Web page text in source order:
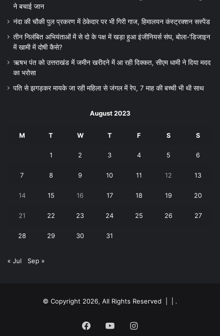
ने बचाई जान
नंदा की चौकी पुल प्रकरण में ठेकेदार पर भी गिरी गाज, हिमालयन कंस्ट्रक्शन सस्पेंड
तीन निलंबित अभियंताओं में से दो के पक्ष में खड़ा हुआ इंजीनियर्स संघ, बोला-‘डिजाइन
में खामी में दोषी कैसे?
ऋषभ पंत को उत्तराखंड में जमीन खरीदने में आ रही दिक्कत, सीएम धामी ने दिया मदद
का भरोसा
पति से झगड़कर मायके जा रही महिला से जंगल में रेप, 7 माह की बच्ची भी थी साथ
August 2023
M T W T F S S
1 2 3 4 5 6
7 8 9 10 11 12 13
14 15 16 17 18 19 20
21 22 23 24 25 26 27
28 29 30 31
« Jul Sep »
© Copyright 2026, All Rights Reserved | | .
Facebook
YouTubeInstagram